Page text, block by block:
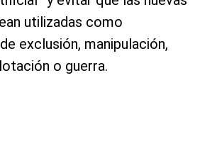
utilizadas como
exclusión, manipulación,
o guerra.